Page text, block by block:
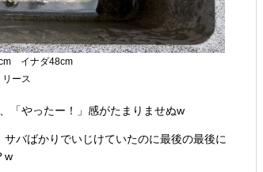
イナダ48cm
ース
「やったー！」感がたまりませぬw
バばかりでいじけていたのに最後の最後に
w